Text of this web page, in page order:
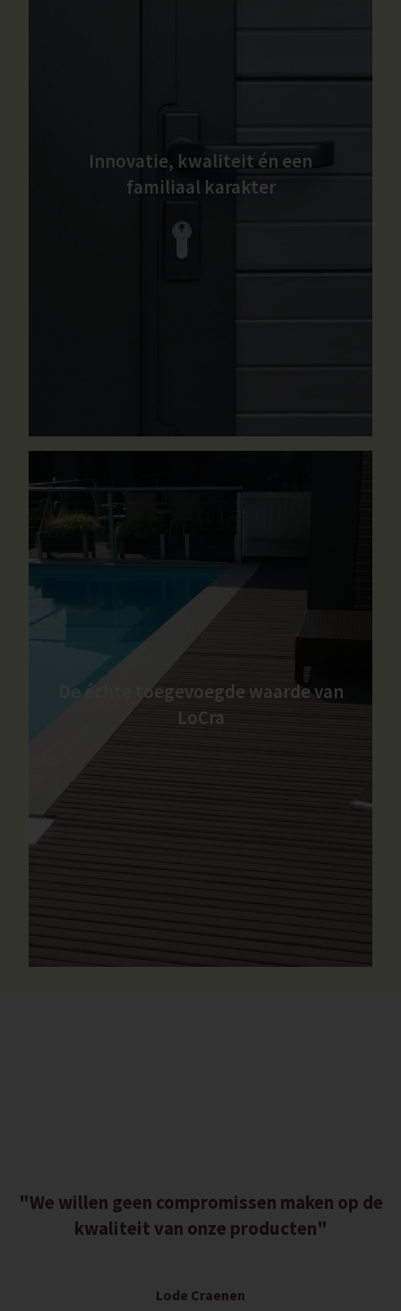
Innovatie, kwaliteit én een
familiaal karakter
De échte toegevoegde waarde van
LoCra
"We willen geen compromissen maken op de
kwaliteit van onze producten"
Lode Craenen